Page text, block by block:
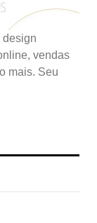
design
vendas
mais. Seu